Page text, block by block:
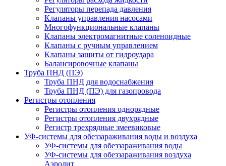
Регуляторы перепада давления
Клапаны управления насосами
Многофункциональные клапаны
Клапаны электромагнитные соленоидные
Клапаны с ручным управлением
Клапаны защиты от гидроудара
Балансировочные клапаны
Труба ПНД (ПЭ)
Труба ПНД для водоснабжения
Труба ПНД (ПЭ) для газопровода
Регистры отопления
Регистры отопления однорядные
Регистры отопления двухрядные
Регистр трехрядные змеевиковые
УФ-системы для обеззараживания воды и воздуха
УФ-системы для обеззараживания воды
УФ-системы для обеззараживания воздуха
Аэролит